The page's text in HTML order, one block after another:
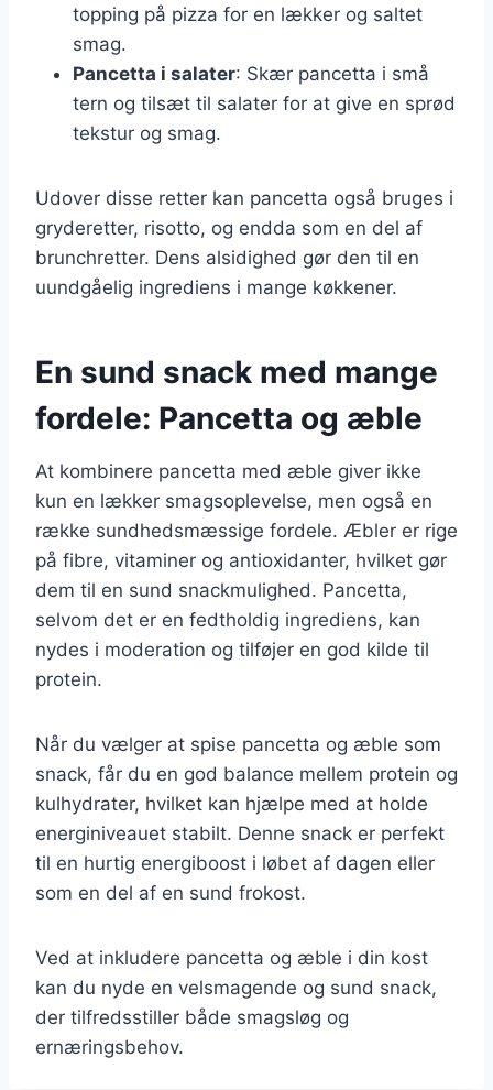
topping på pizza for en lækker og saltet
smag.
Pancetta i salater: Skær pancetta i små
tern og tilsæt til salater for at give en sprød
tekstur og smag.
Udover disse retter kan pancetta også bruges i
gryderetter, risotto, og endda som en del af
brunchretter. Dens alsidighed gør den til en
uundgåelig ingrediens i mange køkkener.
En sund snack med mange
fordele: Pancetta og æble
At kombinere pancetta med æble giver ikke
kun en lækker smagsoplevelse, men også en
række sundhedsmæssige fordele. Æbler er rige
på fibre, vitaminer og antioxidanter, hvilket gør
dem til en sund snackmulighed. Pancetta,
selvom det er en fedtholdig ingrediens, kan
nydes i moderation og tilføjer en god kilde til
protein.
Når du vælger at spise pancetta og æble som
snack, får du en god balance mellem protein og
kulhydrater, hvilket kan hjælpe med at holde
energiniveauet stabilt. Denne snack er perfekt
til en hurtig energiboost i løbet af dagen eller
som en del af en sund frokost.
Ved at inkludere pancetta og æble i din kost
kan du nyde en velsmagende og sund snack,
der tilfredsstiller både smagsløg og
ernæringsbehov.